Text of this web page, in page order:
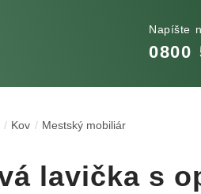
Napíšte
0800
Kov Mestský mobiliár
lavička s